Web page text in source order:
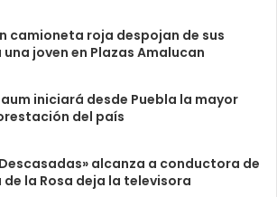
camioneta roja despojan de sus
joven en Plazas Amalucan
iniciará desde Puebla la mayor
del país
alcanza a conductora de
de la Rosa deja la televisora